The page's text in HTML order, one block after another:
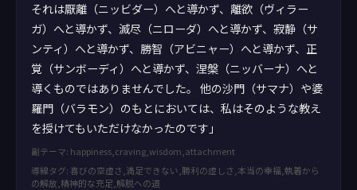
それは厭離（ニッビダー）へと導かず、離欲（ヴィラー
ガ）へと導かず、滅尽（ニローダ）へと導かず、寂静（サ
ンティ）へと導かず、勝智（アビニャー）へと導かず、正
覚（サンボーディ）へと導かず、涅槃（ニッバーナ）へと
導くものではありませんでした。 他の沙門（サマナ）や婆
羅門（バラモン）のもとにおいては、私はそのような教え
を授けてもいただけなかったのです」
副テーマ: happiness,craving,wisdom,attachment
導線タグ: 喜びの空虚さ,満足できない,勝利の虚しさ,本当の幸福,執着から
の解放,精神的な充足,解脱への道